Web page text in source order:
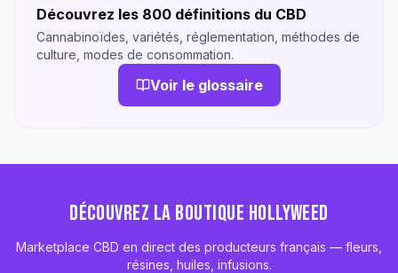
Découvrez les 800 définitions du CBD
Cannabinoïdes, variétés, réglementation, méthodes de
culture, modes de consommation.
Voir le glossaire
DÉCOUVREZ LA BOUTIQUE HOLLYWEED
Marketplace CBD en direct des producteurs français — fleurs,
résines, huiles, infusions.